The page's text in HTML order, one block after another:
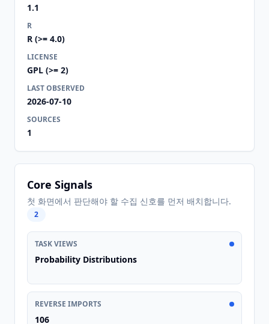
1.1
R
R (>= 4.0)
LICENSE
GPL (>= 2)
LAST OBSERVED
2026-07-10
SOURCES
1
Core Signals
첫 화면에서 판단해야 할 수집 신호를 먼저 배치합니다.
2
TASK VIEWS
Probability Distributions
REVERSE IMPORTS
106